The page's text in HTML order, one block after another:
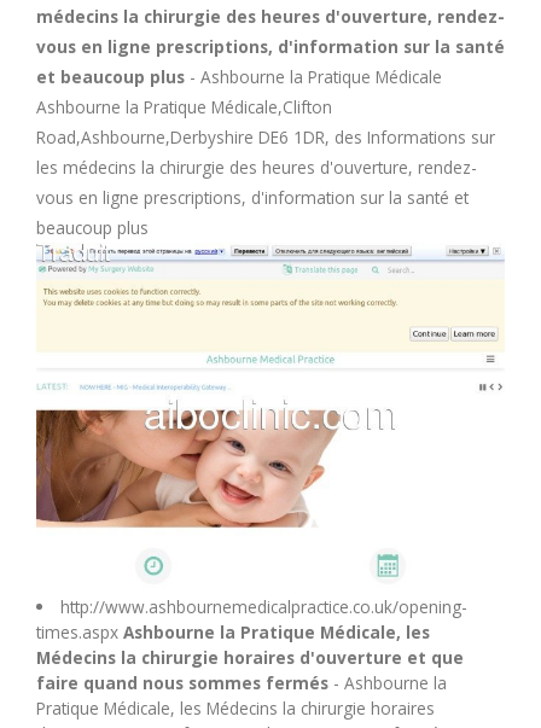
K
M
P
Q
R
T
U
médecins la chirurgie des heures d'ouverture, rendez-
vous en ligne prescriptions, d'information sur la santé
et beaucoup plus - Ashbourne la Pratique Médicale
Ashbourne la Pratique Médicale,Clifton
Road,Ashbourne,Derbyshire DE6 1DR, des Informations sur
les médecins la chirurgie des heures d'ouverture, rendez-
vous en ligne prescriptions, d'information sur la santé et
beaucoup plus
http://www.ashbournemedicalpractice.co.uk/opening-
times.aspx Ashbourne la Pratique Médicale, les
Médecins la chirurgie horaires d'ouverture et que
faire quand nous sommes fermés - Ashbourne la
Pratique Médicale, les Médecins la chirurgie horaires